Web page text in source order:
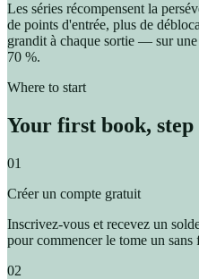
Les séries récompensent la
de points d'entrée, plus de
grandit à chaque sortie — sur
70 %.
Where to start
Your first book, step
01
Créer un compte gratuit
Inscrivez-vous et recevez un
pour commencer le tome un sans
02